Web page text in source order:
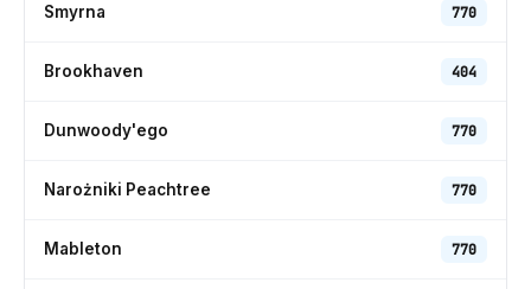
Smyrna 770
Brookhaven 404
Dunwoody'ego 770
Narożniki Peachtree 770
Mableton 770